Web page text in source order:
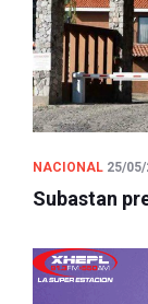
NACIONAL 25/05/
Subastan